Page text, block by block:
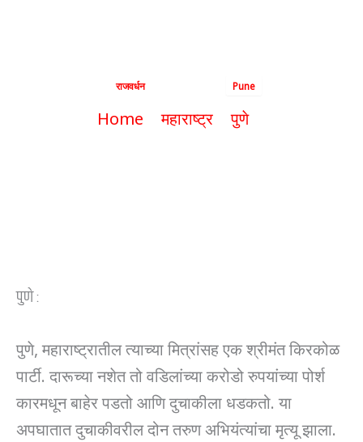
Byराजवर्धन Pune
Home महाराष्ट्र
पुणे
पुणे :
पुणे, महाराष्ट्रातील त्याच्या मित्रांसह एक श्रीमंत किरकोळ
पार्टी. दारूच्या नशेत तो वडिलांच्या करोडो रुपयांच्या पोर्श
कारमधून बाहेर पडतो आणि दुचाकीला धडकतो. या
अपघातात दुचाकीवरील दोन तरुण अभियंत्यांचा मृत्यू झाला.